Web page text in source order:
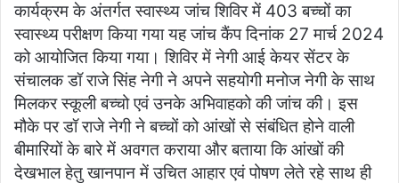
कार्यक्रम के अंतर्गत स्वास्थ्य जांच शिविर में 403 बच्चों का
स्वास्थ्य परीक्षण किया गया यह जांच कैंप दिनांक 27 मार्च 2024
को आयोजित किया गया। शिविर में नेगी आई केयर सेंटर के
संचालक डॉ राजे सिंह नेगी ने अपने सहयोगी मनोज नेगी के साथ
मिलकर स्कूली बच्चो एवं उनके अभिवाहको की जांच की। इस
मौके पर डॉ राजे नेगी ने बच्चों को आंखों से संबंधित होने वाली
बीमारियों के बारे में अवगत कराया और बताया कि आंखों की
देखभाल हेतु खानपान में उचित आहार एवं पोषण लेते रहे साथ ही